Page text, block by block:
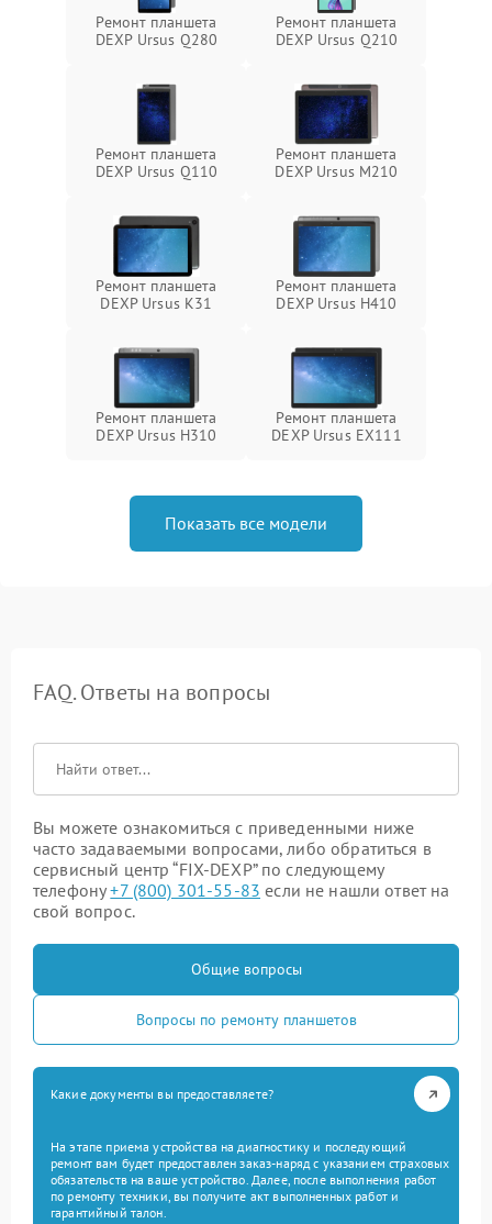
Ремонт планшета
DEXP Ursus Q280
Ремонт планшета
DEXP Ursus Q210
Ремонт планшета
DEXP Ursus Q110
Ремонт планшета
DEXP Ursus M210
Ремонт планшета
DEXP Ursus K31
Ремонт планшета
DEXP Ursus H410
Ремонт планшета
DEXP Ursus H310
Ремонт планшета
DEXP Ursus EX111
Показать все модели
FAQ. Ответы на вопросы
Вы можете ознакомиться с приведенными ниже
часто задаваемыми вопросами, либо обратиться в
сервисный центр “FIX-DEXP” по следующему
телефону+7 (800) 301-55-83 если не нашли ответ на
свой вопрос.
Общие вопросы
Вопросы по ремонту планшетов
Какие документы вы предоставляете?
На этапе приема устройства на диагностику и последующий
ремонт вам будет предоставлен заказ-наряд с указанием страховых
обязательств на ваше устройство. Далее, после выполнения работ
по ремонту техники, вы получите акт выполненных работ и
гарантийный талон.